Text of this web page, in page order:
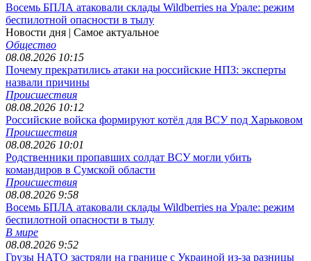
Восемь БПЛА атаковали склады Wildberries на Урале: режим
беспилотной опасности в тылу
Новости дня | Самое актуальное
Общество
08.08.2026 10:15
Почему прекратились атаки на российские НПЗ: эксперты
назвали причины
Происшествия
08.08.2026 10:12
Российские войска формируют котёл для ВСУ под Харьковом
Происшествия
08.08.2026 10:01
Родственники пропавших солдат ВСУ могли убить
командиров в Сумской области
Происшествия
08.08.2026 9:58
Восемь БПЛА атаковали склады Wildberries на Урале: режим
беспилотной опасности в тылу
В мире
08.08.2026 9:52
Грузы НАТО застряли на границе с Украиной из-за разницы